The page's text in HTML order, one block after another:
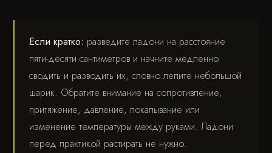
Если кратко: разведите ладони на расстояние
пяти-десяти сантиметров и начните медленно
сводить и разводить их, словно лепите небольшой
шарик. Обратите внимание на сопротивление,
притяжение, давление, покалывание или
изменение температуры между руками. Ладони
перед практикой растирать не нужно.